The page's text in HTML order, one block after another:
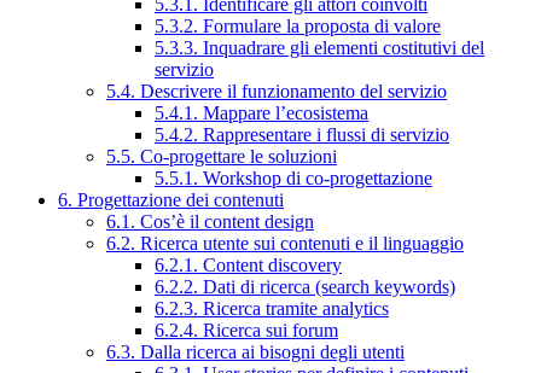
5.3.2. Formulare la proposta di valore
5.3.3. Inquadrare gli elementi costitutivi del
servizio
5.4. Descrivere il funzionamento del servizio
5.4.1. Mappare l’ecosistema
5.4.2. Rappresentare i flussi di servizio
5.5. Co-progettare le soluzioni
5.5.1. Workshop di co-progettazione
6. Progettazione dei contenuti
6.1. Cos’è il content design
6.2. Ricerca utente sui contenuti e il linguaggio
6.2.1. Content discovery
6.2.2. Dati di ricerca (search keywords)
6.2.3. Ricerca tramite analytics
6.2.4. Ricerca sui forum
6.3. Dalla ricerca ai bisogni degli utenti